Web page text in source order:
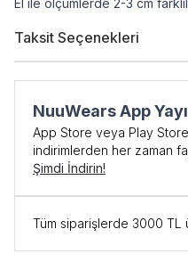
El ile ölçümlerde 2-3 cm
Taksit Seçenekleri
NuuWears App
App Store veya Play
indirimlerden her zaman
Şimdi İndirin!
Tüm siparişlerde 3000 TL
İlk
%10